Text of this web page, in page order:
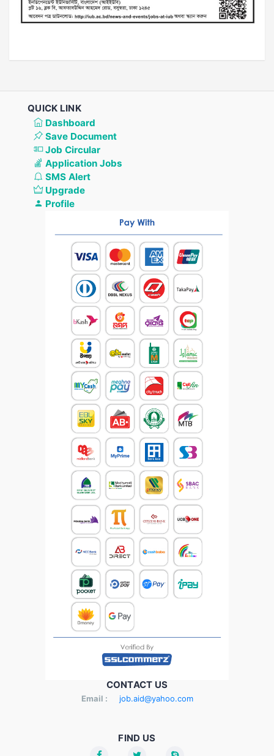
QUICK LINK
Dashboard
Save Document
Job Circular
Application Jobs
SMS Alert
Upgrade
Profile
CONTACT US
Email : job.aid@yahoo.com
FIND US